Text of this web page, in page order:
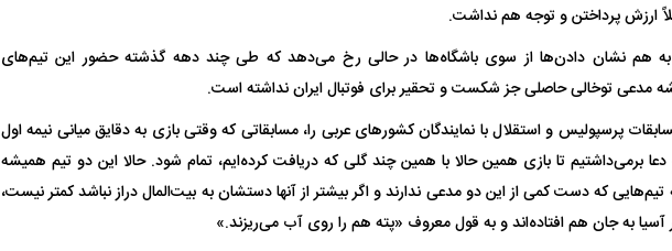
ارزش پرداختن و توجه هم نداشت.
هم نشان دادن‌ها از سوی باشگاه‌ها در حالی رخ می‌دهد که طی چند دهه گذشته حضور این تیم‌های
مدعی توخالی حاصلی جز شکست و تحقیر برای فوتبال ایران نداشته است.
پرسپولیس و استقلال با نمایندگان کشور‌های عربی را، مسابقاتی که وقتی بازی به دقایق میانی نیمه اول
برمی‌داشتیم تا بازی همین حالا با همین چند گلی که دریافت کرده‌ایم، تمام شود. حالا این دو تیم همیشه
تیم‌هایی که دست کمی از این دو مدعی ندارند و اگر بیشتر از آنها دستشان به بیت‌المال دراز نباشد کمتر نیست،
آسیا به جان هم افتاده‌اند و به قول معروف «پته هم را روی آب می‌ریزند.»